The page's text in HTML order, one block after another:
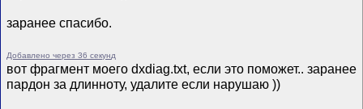
заранее спасибо.
Добавлено через 36 секунд
вот фрагмент моего dxdiag.txt, если это поможет.. заранее
пардон за длинноту, удалите если нарушаю ))